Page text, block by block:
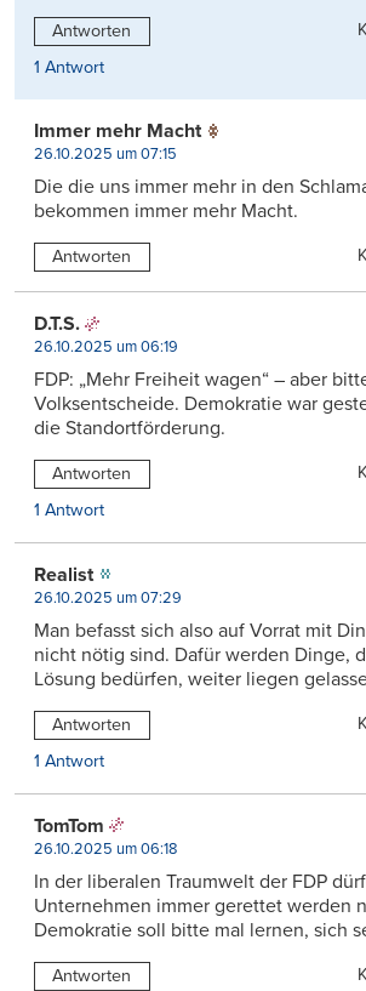
Antworten
1 Antwort
Immer mehr Macht
26.10.2025 um 07:15
Die die uns immer mehr in den
bekommen immer mehr Macht.
Antworten
D.T.S.
26.10.2025 um 06:19
FDP: „Mehr Freiheit wagen“ – aber
Volksentscheide. Demokratie war
die Standortförderung.
Antworten
1 Antwort
Realist
26.10.2025 um 07:29
Man befasst sich also auf Vorrat mit
nicht nötig sind. Dafür werden Dinge,
Lösung bedürfen, weiter liegen
Antworten
1 Antwort
TomTom
26.10.2025 um 06:18
In der liberalen Traumwelt der FDP
Unternehmen immer gerettet werden
Demokratie soll bitte mal lernen, sich
Antworten